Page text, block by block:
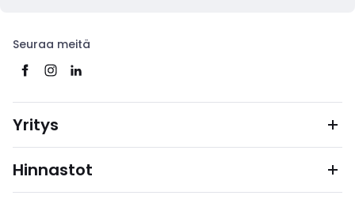
Seuraa meitä
Yritys
Hinnastot